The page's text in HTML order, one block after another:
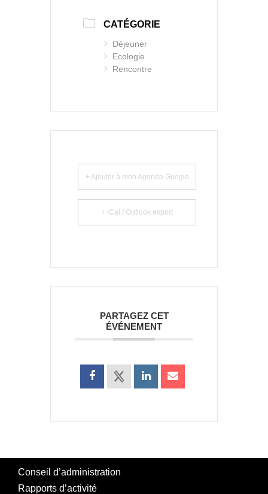
CATÉGORIE
Déjeuner
Ecologie
Rencontre
+ Ajouter à mon Agenda Google
+ iCal / Outlook export
PARTAGEZ CET
ÉVÉNEMENT
Conseil d’administration
Rapports d’activité